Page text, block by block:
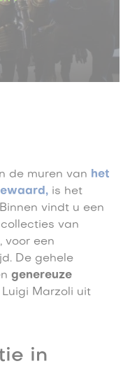
de muren van het
is het
vindt u een
van
, voor een
De gehele
genereuze
Marzoli uit
in